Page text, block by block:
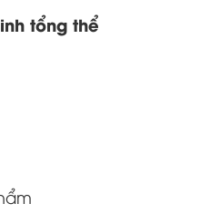
tổng thể